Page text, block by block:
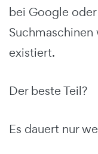
bei Google
Suchmaschinen
existiert.
Der beste Teil?
Es dauert nur